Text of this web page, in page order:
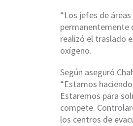
“Los jefes de
permanentemente
realizó el traslado
oxígeno.
Según aseguró
“Estamos
Estaremos para
compete.
los centros de